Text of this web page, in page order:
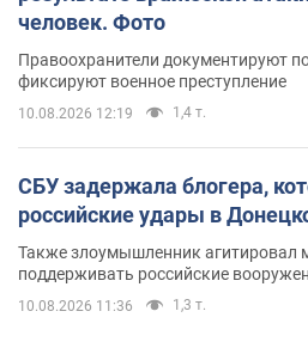
человек. Фото
Правоохранители документируют
фиксируют военное преступление
10.08.2026 12:19 1,4 т.
СБУ задержала блогера,
российские удары в
Также злоумышленник агитировал
поддерживать российские
10.08.2026 11:36 1,3 т.